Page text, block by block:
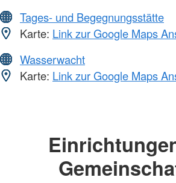
Tages- und Begegnungsstätte
Karte: Link zur Google Maps
Wasserwacht
Karte: Link zur Google Maps